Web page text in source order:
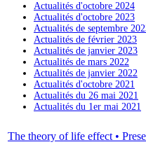
Actualités d'octobre 2024
Actualités d'octobre 2023
Actualités de septembre
Actualités de février 2023
Actualités de janvier 2023
Actualités de mars 2022
Actualités de janvier 2022
Actualités d'octobre 2021
Actualités du 26 mai 2021
Actualités du 1er mai 2021
The theory of life effect •